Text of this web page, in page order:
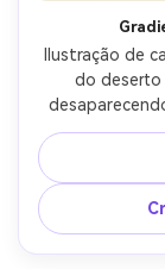
Ilustração de
do deserto
com faixas
mínimas,
limitada
textura